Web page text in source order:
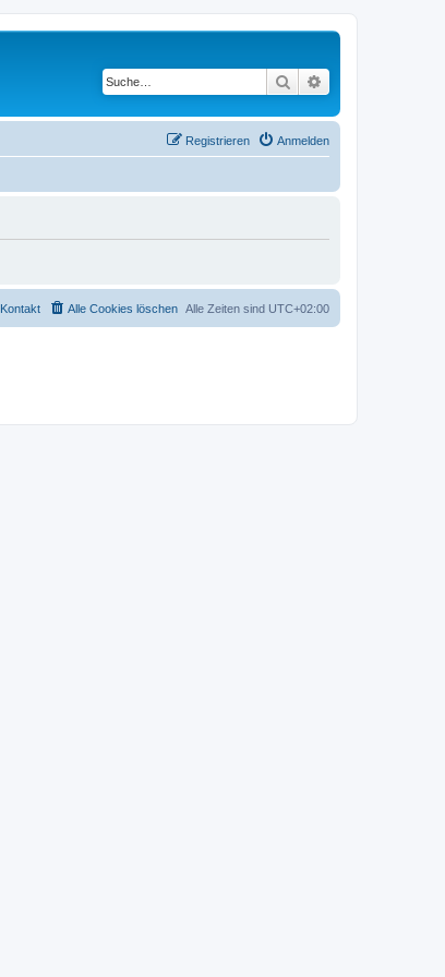
Suche
Anmelden
Registrieren
Alle Zeiten sind UTC+02:00
Alle Cookies löschen
Kontakt